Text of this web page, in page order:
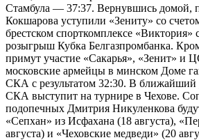
Стамбула — 37:37. Вернувшись домой,
Кокшарова уступили «Зениту» со
брестском спорткомплексе «Виктория»
розыгрыш Кубка Белгазпромбанка.
примут участие «Сакарья», «Зенит» и
московские армейцы в минском Доме
СКА с результатом 32:30. В
СКА выступит на турнире в Чехове.
подопечных Дмитрия Никуленкова
«Сепхан» из Исфахана (18 августа),
августа) и «Чеховские медведи» (20